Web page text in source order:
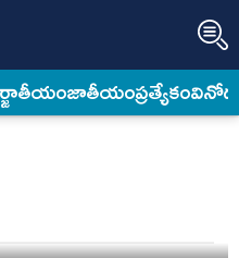
జాతీయంప్రత్యేకం